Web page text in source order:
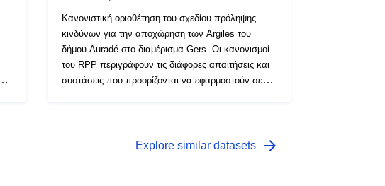
Κανονιστική οριοθέτηση του σχεδίου πρόληψης
κινδύνων για την αποχώρηση των Argiles του
δήμου Auradé στο διαμέρισμα Gers. Οι κανονισμοί
του RPP περιγράφουν τις διάφορες απαιτήσεις και
συστάσεις που προορίζονται να εφαρμοστούν σε
στην κατασκευή νέων κατοικιών. Ωστόσο,
Explore similar datasets arrow_forward